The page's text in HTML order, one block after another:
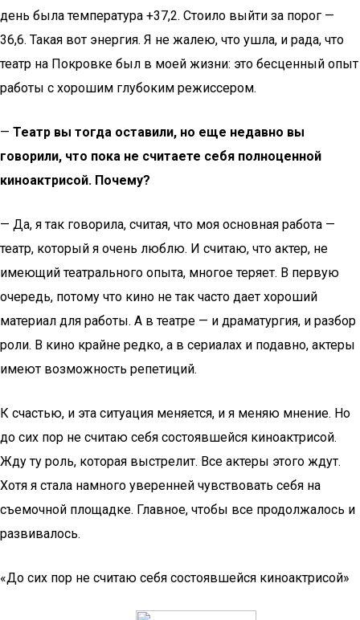
день была температура +37,2. Стоило выйти за порог —
36,6. Такая вот энергия. Я не жалею, что ушла, и рада, что
театр на Покровке был в моей жизни: это бесценный опыт
работы с хорошим глубоким режиссером.
— Театр вы тогда оставили, но еще недавно вы
говорили, что пока не считаете себя полноценной
киноактрисой. Почему?
— Да, я так говорила, считая, что моя основная работа —
театр, который я очень люблю. И считаю, что актер, не
имеющий театрального опыта, многое теряет. В первую
очередь, потому что кино не так часто дает хороший
материал для работы. А в театре — и драматургия, и разбор
роли. В кино крайне редко, а в сериалах и подавно, актеры
имеют возможность репетиций.
К счастью, и эта ситуация меняется, и я меняю мнение. Но
до сих пор не считаю себя состоявшейся киноактрисой.
Жду ту роль, которая выстрелит. Все актеры этого ждут.
Хотя я стала намного уверенней чувствовать себя на
съемочной площадке. Главное, чтобы все продолжалось и
развивалось.
«До сих пор не считаю себя состоявшейся киноактрисой»